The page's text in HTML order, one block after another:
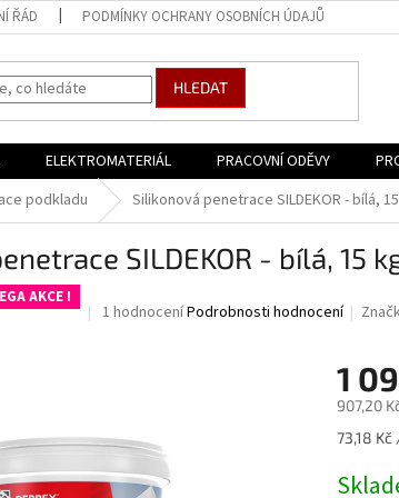
ŘÁD PODMÍNKY OCHRANY OSOBNÍCH ÚDAJŮ
HLEDAT
ELEKTROMATERIÁL PRACOVNÍ ODĚVY
podkladu Silikonová penetrace SILDEKOR - bílá,
SILDEKOR - bílá, 15
AKCE !
Průměrné
5
hvězdiček.
1 hodnoceníPodrobnosti hodnocení
1
907,20
Měrná
73,18 Kč